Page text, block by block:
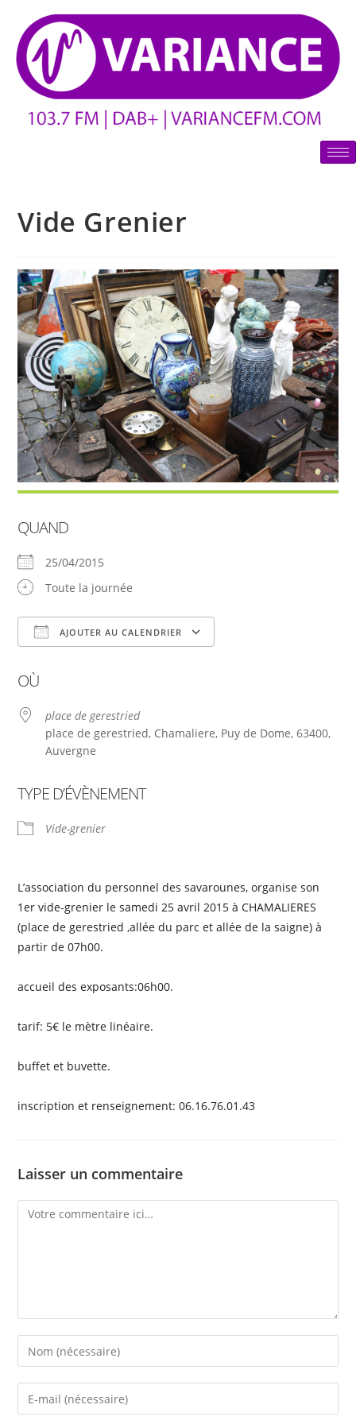
Vide Grenier
QUAND
25/04/2015
Toute la journée
AJOUTER AU CALENDRIER
OÙ
place de gerestried
place de gerestried, Chamaliere, Puy de Dome, 63400,
Auvergne
TYPE D’ÉVÈNEMENT
Vide-grenier
L’association du personnel des savarounes, organise son
1er vide-grenier le samedi 25 avril 2015 à CHAMALIERES
(place de gerestried ,allée du parc et allée de la saigne) à
partir de 07h00.
accueil des exposants:06h00.
tarif: 5€ le mètre linéaire.
buffet et buvette.
inscription et renseignement: 06.16.76.01.43
Laisser un commentaire